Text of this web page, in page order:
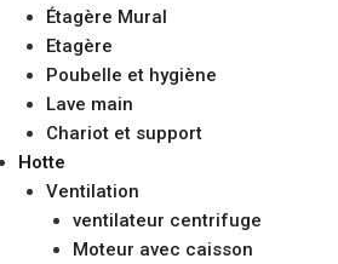
Étagère Mural
Etagère
Poubelle et hygiène
Lave main
Chariot et support
Hotte
Ventilation
ventilateur centrifuge
Moteur avec caisson